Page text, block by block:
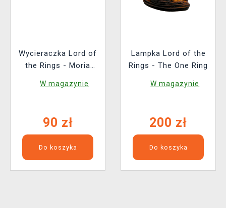
Wycieraczka Lord of
the Rings - Moria
W magazynie
90 zł
Do koszyka
Lampka Lord of the
Rings - The One Ring
W magazynie
200 zł
Do koszyka